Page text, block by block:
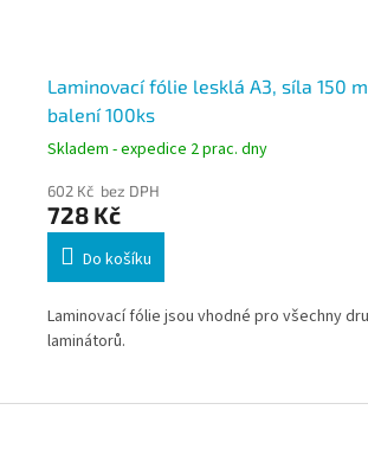
Laminovací fólie lesklá A3, síla 150
balení 100ks
Skladem - expedice 2 prac. dny
602 Kč bez DPH
728 Kč
Do košíku
Laminovací fólie jsou vhodné pro všechny
laminátorů.